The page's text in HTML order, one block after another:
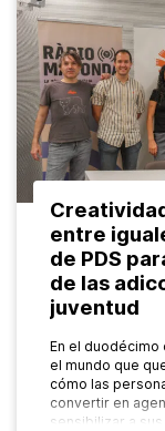
entre
de PDS
de las
juventud
En el
el mundo que
cómo las
convertir en
sensibilizar a